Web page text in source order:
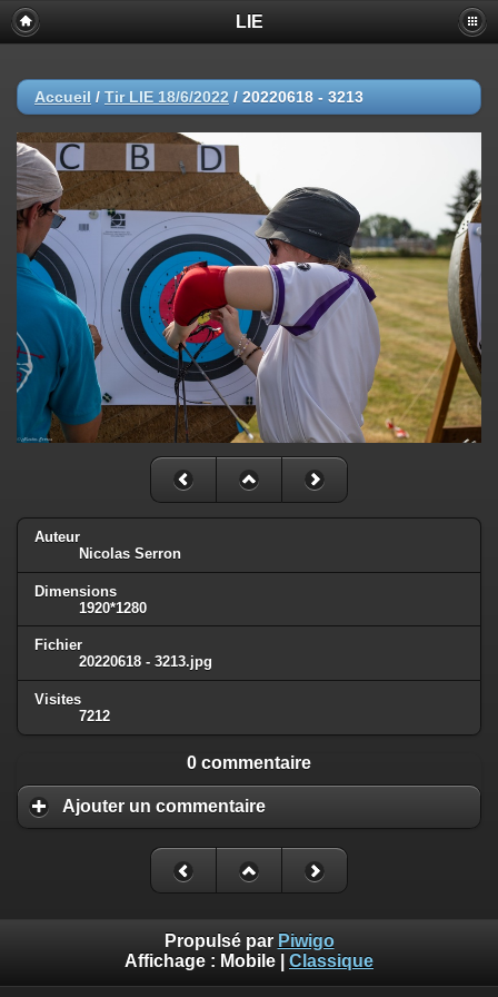
LIE
Accueil / Tir LIE 18/6/2022 / 20220618 - 3213
Auteur
Nicolas Serron
Dimensions
1920*1280
Fichier
20220618 - 3213.jpg
Visites
7212
0 commentaire
Ajouter un commentaire
Propulsé par Piwigo
Affichage : Mobile Classique